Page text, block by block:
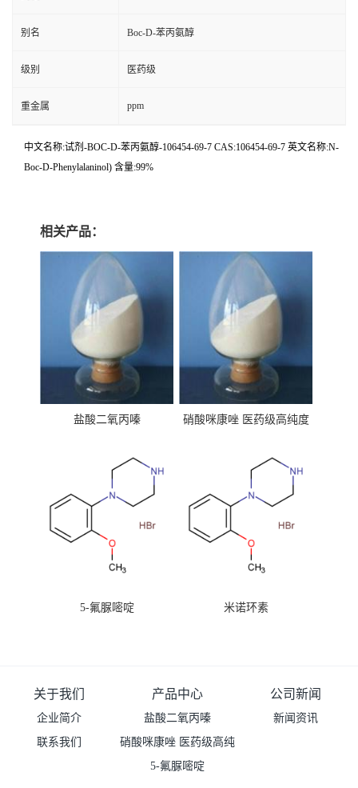
别名 Boc-D-苯丙氨醇
级别 医药级
重金属 ppm
中文名称:试剂-BOC-D-苯丙氨醇-106454-69-7 CAS:106454-69-7 英文名称:N-
Boc-D-Phenylalaninol) 含量:99%
相关产品：
盐酸二氧丙嗪
硝酸咪康唑 医药级高纯度
5-氟脲嘧啶 米诺环素
关于我们
企业简介
联系我们
产品中心
盐酸二氧丙嗪
硝酸咪康唑 医药级高纯
度99%原粉
5-氟脲嘧啶
公司新闻
新闻资讯